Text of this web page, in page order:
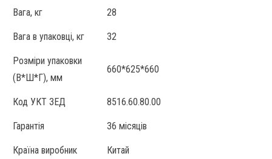
Вага, кг 28
Вага в упаковці, кг 32
Розміри упаковки
(В*Ш*Г), мм
660*625*660
Код УКТ ЗЕД 8516.60.80.00
Гарантія 36 місяців
Країна виробник Китай